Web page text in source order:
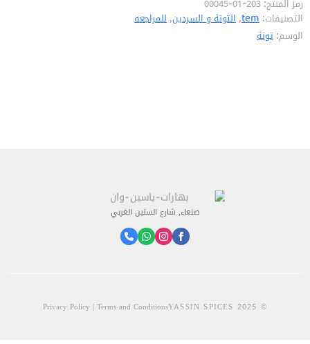
200جم
رمز المنتج: 203-01-00045
التصنيفات: tem
,التونة و السردين,للمراجعه
الوسم: تونة
صنعاء, شارع الستين الغربي
© 2025 YASSIN SPICES
Privacy Policy | Terms and Conditions